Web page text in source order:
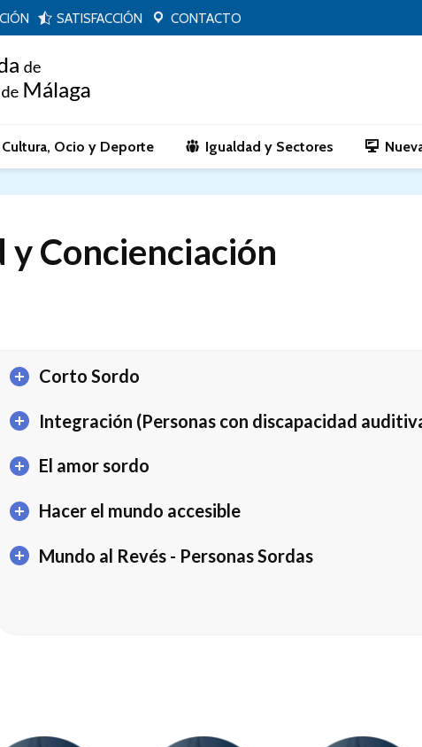
SATISFACCIÓN CONTACTO
Cultura, Ocio y Deporte Igualdad y Sectores
y Concienciación
Corto Sordo
Integración (Personas con discapacidad
El amor sordo
Hacer el mundo accesible
Mundo al Revés - Personas Sordas